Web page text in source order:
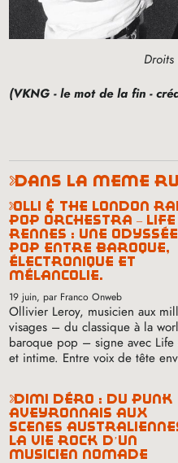
Droits
(VKNG - le mot de la fin -
dans la même
olli & the london radio
pop orchestra – life
rennes : une odyssée
pop entre baroque,
électronique et
mélancolie.
19 juin, par Franco Onweb
Ollivier Leroy, musicien aux
visages – du classique à la
baroque pop – signe avec Life
et intime. Entre voix de tête
dimi déro : du punk
aveyronnais aux
scènes
la vie rock d’un
musicien nomade